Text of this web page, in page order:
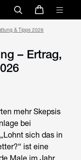
& Tipps 2026
– Ertrag,
mehr Skepsis
bei
sich das in
ist eine